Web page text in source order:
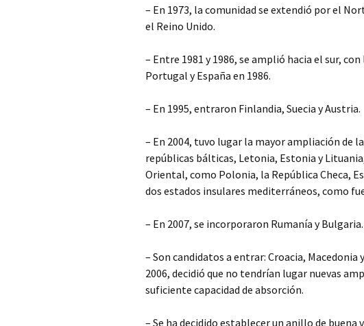
– En 1973, la comunidad se extendió por el
el Reino Unido.
– Entre 1981 y 1986, se amplió hacia el sur,
Portugal y España en 1986.
– En 1995, entraron Finlandia, Suecia y Austria.
– En 2004, tuvo lugar la mayor ampliación de
repúblicas bálticas, Letonia, Estonia y
Oriental, como Polonia, la República Checa,
dos estados insulares mediterráneos, como
– En 2007, se incorporaron Rumanía y Bulgaria.
– Son candidatos a entrar: Croacia, Macedonia
2006, decidió que no tendrían lugar nuevas
suficiente capacidad de absorción.
– Se ha decidido establecer un anillo de